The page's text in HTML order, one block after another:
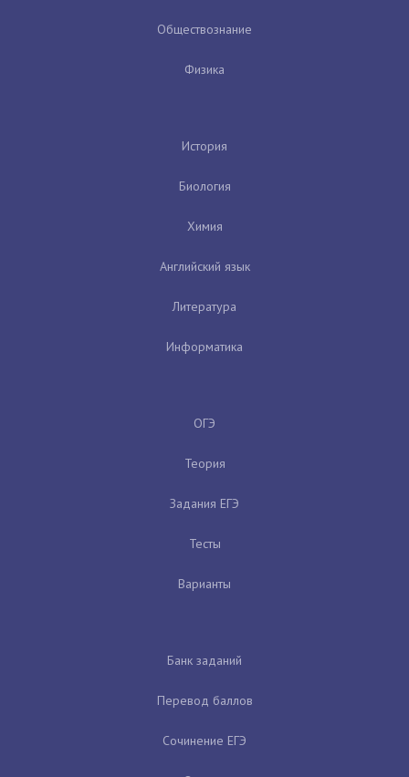
Обществознание
Физика
История
Биология
Химия
Английский язык
Литература
Информатика
ОГЭ
Теория
Задания ЕГЭ
Тесты
Варианты
Банк заданий
Перевод баллов
Сочинение ЕГЭ